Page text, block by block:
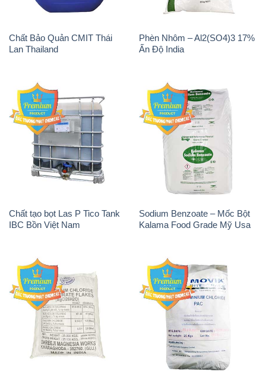
Chất Bảo Quản CMIT Thái
Lan Thailand
Phèn Nhôm – Al2(SO4)3 17%
Ấn Độ India
Chất tạo bọt Las P Tico Tank
IBC Bồn Việt Nam
Sodium Benzoate – Mốc Bột
Kalama Food Grade Mỹ Usa